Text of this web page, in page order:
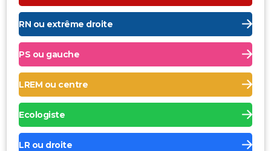
RN ou extrême droite
PS ou gauche
LREM ou centre
Ecologiste
LR ou droite